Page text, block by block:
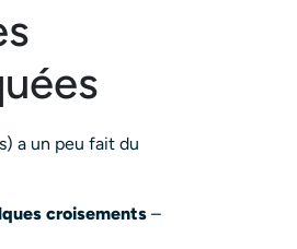
a un peu fait du
croisements –